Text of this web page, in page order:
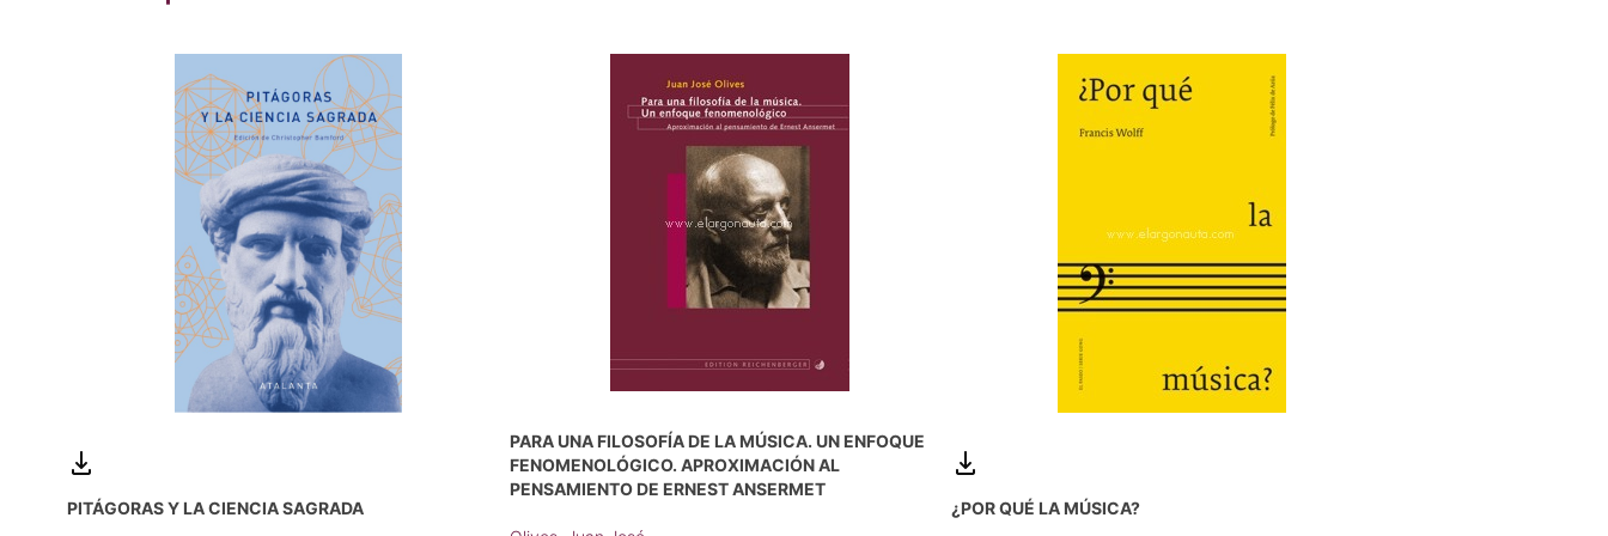
PITÁGORAS Y LA CIENCIA SAGRADA
PARA UNA FILOSOFÍA DE LA MÚSICA. UN ENFOQUE
FENOMENOLÓGICO. APROXIMACIÓN AL
PENSAMIENTO DE ERNEST ANSERMET
¿POR QUÉ LA MÚSICA?